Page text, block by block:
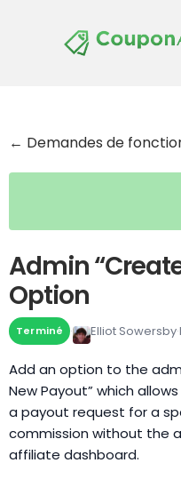
← Demandes de
Admin
Option
Terminé Elliot Sowersby
Add an option to the
New Payout” which
a payout request for a
commission without the
affiliate dashboard.